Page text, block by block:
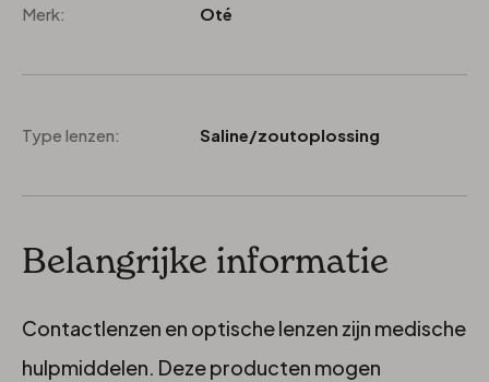
Merk: Oté
Type lenzen: Saline/zoutoplossing
Belangrijke informatie
Contactlenzen en optische lenzen zijn medische
hulpmiddelen. Deze producten mogen